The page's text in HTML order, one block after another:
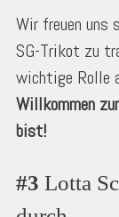
Wir freuen uns
SG-Trikot zu
wichtige Rolle
Willkommen
bist!
#3 Lotta